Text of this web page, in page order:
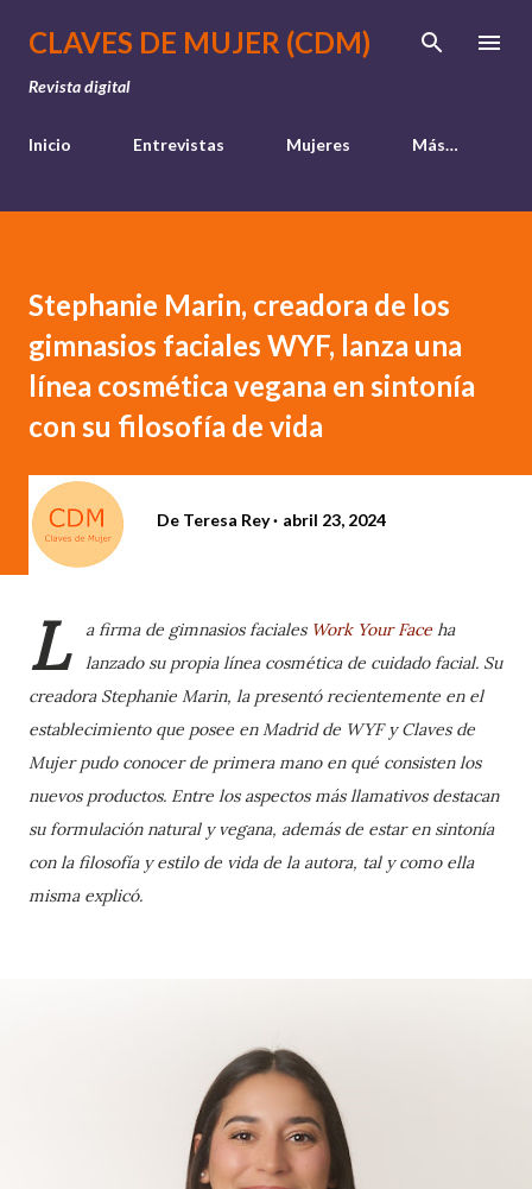
Ir al contenido principal
CLAVES DE MUJER (CDM)
Revista digital
Inicio Entrevistas Mujeres Más…
Stephanie Marin, creadora de los
gimnasios faciales WYF, lanza una
línea cosmética vegana en sintonía
con su filosofía de vida
De Teresa Rey abril 23, 2024
L a firma de gimnasios facialesWork Your Face ha
lanzado su propia línea cosmética de cuidado facial. Su
creadora Stephanie Marin, la presentó recientemente en el
establecimiento que posee en Madrid de WYF y Claves de
Mujer pudo conocer de primera mano en qué consisten los
nuevos productos. Entre los aspectos más llamativos destacan
su formulación natural y vegana, además de estar en sintonía
con la filosofía y estilo de vida de la autora, tal y como ella
misma explicó.